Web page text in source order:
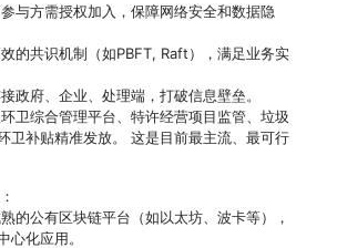
与方需授权加入，保障网络安全和数据隐
的共识机制（如PBFT, Raft），满足业务实
政府、企业、处理端，打破信息壁垒。
卫综合管理平台、特许经营项目监管、垃圾
卫补贴精准发放。 这是目前最主流、最可行
的公有区块链平台（如以太坊、波卡等），
心化应用。